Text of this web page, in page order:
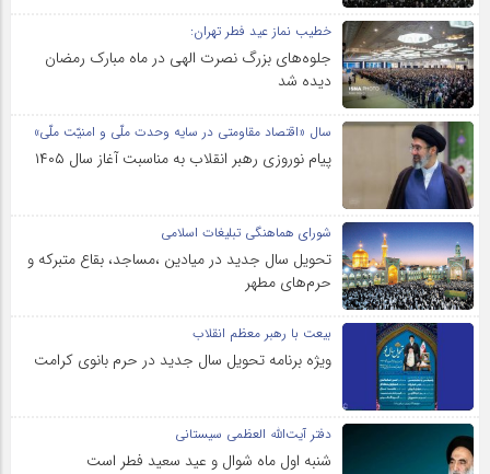
خطیب نماز عید فطر تهران:
جلوه‌های بزرگ نصرت الهی در ماه مبارک رمضان
دیده شد
سال «اقتصاد مقاومتی در سایه وحدت ملّی و امنیّت ملّی»
پیام نوروزی رهبر انقلاب به مناسبت آغاز سال ۱۴۰۵
شورای هماهنگی تبلیغات اسلامی
تحویل سال‌ جدید در میادین ،مساجد، بقاع متبرکه‌ و
حرم‌های‌ مطهر
بیعت با رهبر معظم انقلاب
ویژه برنامه تحویل سال جدید در حرم بانوی کرامت
دفتر آیت‌الله العظمی سیستانی
شنبه اول ماه شوال و عید سعید فطر است